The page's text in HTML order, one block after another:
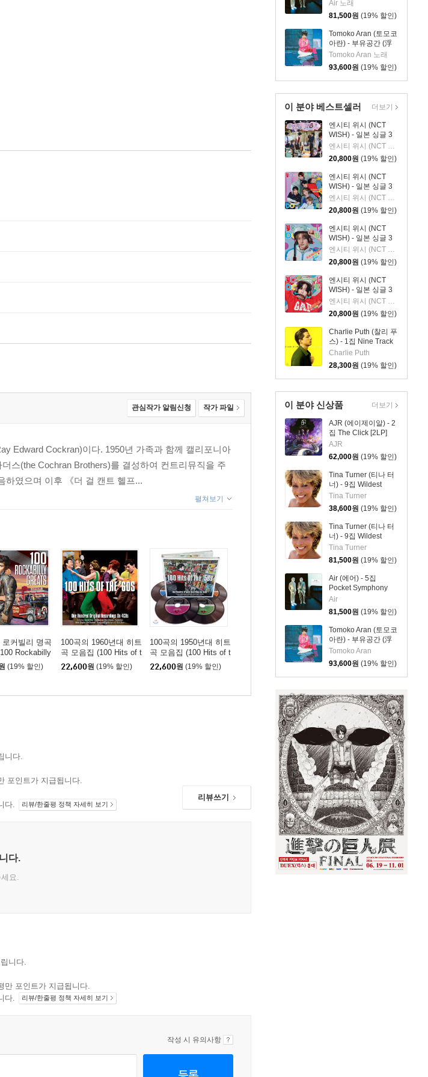
Air 노래
81,500원 (19% 할인)
Tomoko Aran (토모코
아란) - 부유공간 (浮
遊空間) (+1) [2LP]
Tomoko Aran 노래
93,600원 (19% 할인)
이 분야 베스트셀러
엔시티 위시 (NCT
WISH) - 일본 싱글 3
집 YO-I-DON! / BOY
MEETS GIRL [통상판
BOY MEETS GIRL
Ver.]
엔시티 위시 (NCT WISH)
20,800원 (19% 할인)
엔시티 위시 (NCT
WISH) - 일본 싱글 3
집 YO-I-DON! / BOY
MEETS GIRL [통상판
YO-I-DON! Ver.]
엔시티 위시 (NCT WISH)
20,800원 (19% 할인)
엔시티 위시 (NCT
WISH) - 일본 싱글 3
집 YO-I-DON! / BOY
MEETS GIRL [YUSHI
Ver.]
엔시티 위시 (NCT WISH)
20,800원 (19% 할인)
엔시티 위시 (NCT
WISH) - 일본 싱글 3
집 YO-I-DON! / BOY
MEETS GIRL [RIKU
Ver.]
엔시티 위시 (NCT WISH)
20,800원 (19% 할인)
Charlie Puth (찰리 푸
스) - 1집 Nine Track
Mind [LP]
Charlie Puth
28,300원 (19% 할인)
더보기
이 분야 신상품
AJR (에이제이알) - 2
집 The Click [2LP]
AJR
62,000원 (19% 할인)
Tina Turner (티나 터
너) - 9집 Wildest
Dreams 2026
Tina Turner
38,600원 (19% 할인)
Tina Turner (티나 터
너) - 9집 Wildest
Dreams 2026 [2LP]
Tina Turner
81,500원 (19% 할인)
Air (에어) - 5집
Pocket Symphony
[클리어 컬러 2LP]
Air
81,500원 (19% 할인)
Tomoko Aran (토모코
아란) - 부유공간 (浮
遊空間) (+1) [2LP]
Tomoko Aran
93,600원 (19% 할인)
더보기
관심작가 알림신청 작가 파일
Edward Cockran)이다. 1950년 가족과 함께 캘리포니아
스(the Cochran Brothers)를 결성하여 컨트리뮤직을 주
하였으며 이후 《더 걸 캔트 헬프...
펼쳐보기
로커빌리 명곡
Rockabilly
(19% 할인)
100곡의 1960년대 히트
곡 모음집 (100 Hits of t
he '60s)
22,600원 (19% 할인)
100곡의 1950년대 히트
곡 모음집 (100 Hits of t
he '50s)
22,600원 (19% 할인)
니다.
포인트가 지급됩니다.
다.
리뷰/한줄평 정책 자세히 보기
리뷰쓰기
다.
요.
니다.
만 포인트가 지급됩니다.
다.
리뷰/한줄평 정책 자세히 보기
작성 시 유의사항